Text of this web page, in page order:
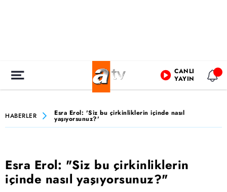
CANLI
YAYIN
HABERLER Esra Erol: 'Siz bu çirkinliklerin içinde nasıl
yaşıyorsunuz?'
Esra Erol: "Siz bu çirkinliklerin
içinde nasıl yaşıyorsunuz?"